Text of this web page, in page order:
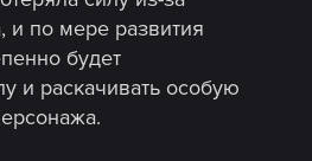
и по мере развития
будет
и раскачивать особую